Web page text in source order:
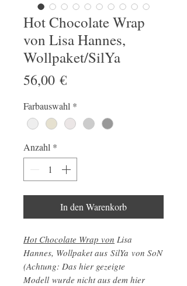
Hot Chocolate Wrap
von Lisa Hannes,
Wollpaket/SilYa
56,00 €Preis
Farbauswahl *
Anzahl *
In den Warenkorb
Hot Chocolate Wrap von Lisa
Hannes, Wollpaket aus SilYa von SoN
(Achtung: Das hier gezeigte
Modell wurde nicht aus dem hier